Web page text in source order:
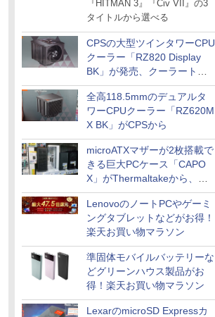
『HITMAN 3』『Civ VII』の3
タイトルから選べる
CPSの大型ツインタワーCPU
クーラー「RZ820 Display
BK」が発売、クーラートッ
プに5インチ液晶搭載
全高118.5mmのデュアルタ
ワーCPUクーラー「RZ620M
X BK」がCPSから
microATXマザーが2枚搭載で
きる巨大PCケース「CAPO
X」がThermaltakeから、カ
ラーは2色
LenovoのノートPCやゲーミ
ングタブレットなどがお得！
楽天お買い物マラソン
準固体モバイルバッテリーな
どグリーンハウス製品がお
得！楽天お買い物マラソン
LexarのmicroSD Expressカ